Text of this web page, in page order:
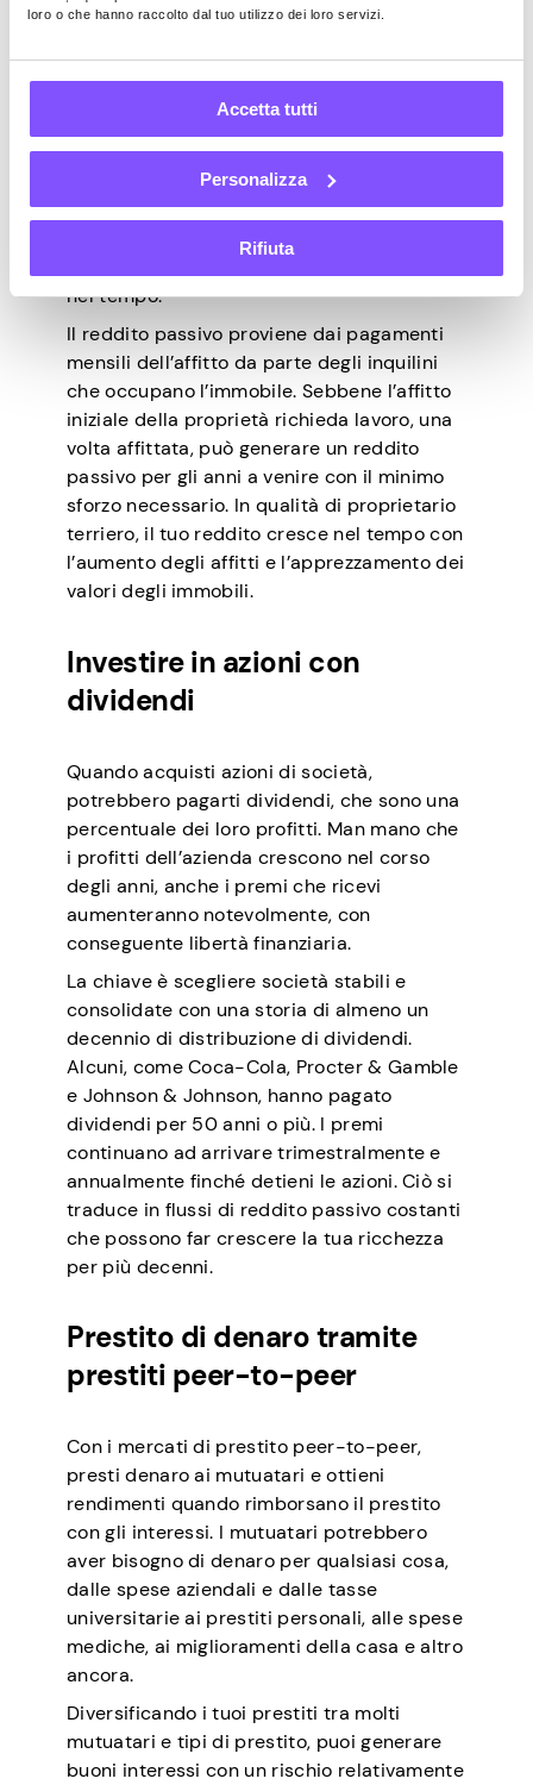
loro o che hanno raccolto dal tuo utilizzo dei loro servizi.
Accetta tutti
Personalizza
Rifiuta
Acquisto di una proprietà in
affitto
L’acquisto di immobili in affitto è uno dei
modi più popolari per costruire ricchezza a
lungo termine. Puoi acquistare proprietà
come case, terreni o edifici commerciali,
convincere gli inquilini che vivono nello
nel tempo.
Il reddito passivo proviene dai pagamenti
mensili dell’affitto da parte degli inquilini
che occupano l’immobile. Sebbene l’affitto
iniziale della proprietà richieda lavoro, una
volta affittata, può generare un reddito
passivo per gli anni a venire con il minimo
sforzo necessario. In qualità di proprietario
terriero, il tuo reddito cresce nel tempo con
l’aumento degli affitti e l’apprezzamento dei
valori degli immobili.
Investire in azioni con
dividendi
Quando acquisti azioni di società,
potrebbero pagarti dividendi, che sono una
percentuale dei loro profitti. Man mano che
i profitti dell’azienda crescono nel corso
degli anni, anche i premi che ricevi
aumenteranno notevolmente, con
conseguente libertà finanziaria.
La chiave è scegliere società stabili e
consolidate con una storia di almeno un
decennio di distribuzione di dividendi.
Alcuni, come Coca-Cola, Procter & Gamble
e Johnson & Johnson, hanno pagato
dividendi per 50 anni o più. I premi
continuano ad arrivare trimestralmente e
annualmente finché detieni le azioni. Ciò si
traduce in flussi di reddito passivo costanti
che possono far crescere la tua ricchezza
per più decenni.
Prestito di denaro tramite
prestiti peer-to-peer
Con i mercati di prestito peer-to-peer,
presti denaro ai mutuatari e ottieni
rendimenti quando rimborsano il prestito
con gli interessi. I mutuatari potrebbero
aver bisogno di denaro per qualsiasi cosa,
dalle spese aziendali e dalle tasse
universitarie ai prestiti personali, alle spese
mediche, ai miglioramenti della casa e altro
ancora.
Diversificando i tuoi prestiti tra molti
mutuatari e tipi di prestito, puoi generare
buoni interessi con un rischio relativamente